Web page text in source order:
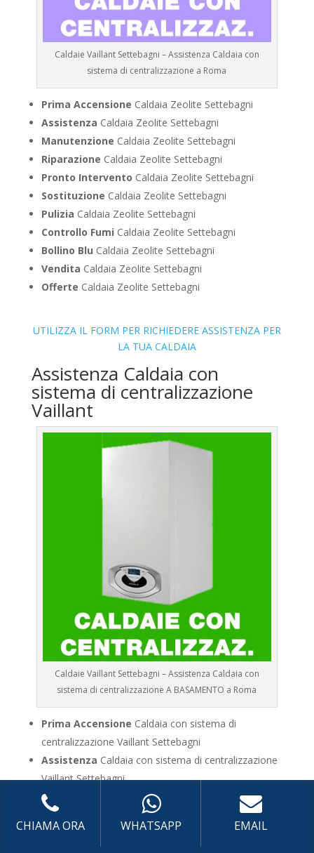
Caldaie Vaillant Settebagni – Assistenza Caldaia con
sistema di centralizzazione a Roma
Prima Accensione Caldaia Zeolite Settebagni
Assistenza Caldaia Zeolite Settebagni
Manutenzione Caldaia Zeolite Settebagni
Riparazione Caldaia Zeolite Settebagni
Pronto Intervento Caldaia Zeolite Settebagni
Sostituzione Caldaia Zeolite Settebagni
Pulizia Caldaia Zeolite Settebagni
Controllo Fumi Caldaia Zeolite Settebagni
Bollino Blu Caldaia Zeolite Settebagni
Vendita Caldaia Zeolite Settebagni
Offerte Caldaia Zeolite Settebagni
UTILIZZA IL FORM PER RICHIEDERE ASSISTENZA PER
LA TUA CALDAIA
Assistenza Caldaia con
sistema di centralizzazione
Vaillant
Caldaie Vaillant Settebagni – Assistenza Caldaia con
sistema di centralizzazione A BASAMENTO a Roma
Prima Accensione Caldaia con sistema di
centralizzazione Vaillant Settebagni
Assistenza Caldaia con sistema di centralizzazione
Vaillant Settebagni
Manutenzione
Caldaia con sistema di
centralizzazione Vaillant Settebagni
Riparazione
Caldaia con sistema di centralizzazione
CHIAMA ORA WHATSAPP EMAIL